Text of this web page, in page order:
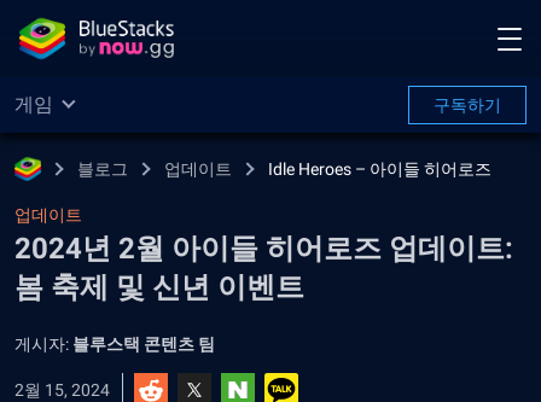
게임 구독하기
블로그 업데이트 Idle Heroes – 아이들 히어로즈
업데이트
2024년 2월 아이들 히어로즈 업데이트:
봄 축제 및 신년 이벤트
게시자: 블루스택 콘텐츠 팀
2월 15, 2024